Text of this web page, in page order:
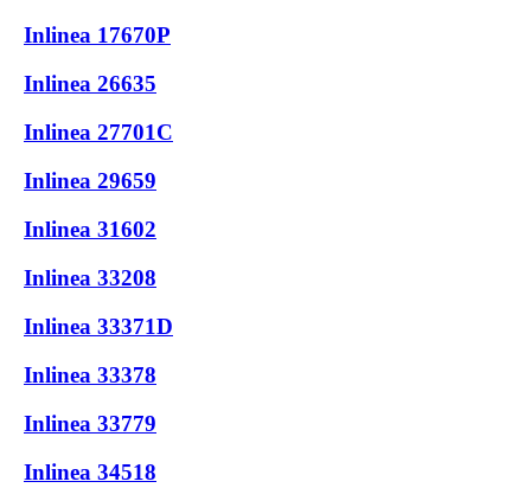
Inlinea 17670P
Inlinea 26635
Inlinea 27701C
Inlinea 29659
Inlinea 31602
Inlinea 33208
Inlinea 33371D
Inlinea 33378
Inlinea 33779
Inlinea 34518